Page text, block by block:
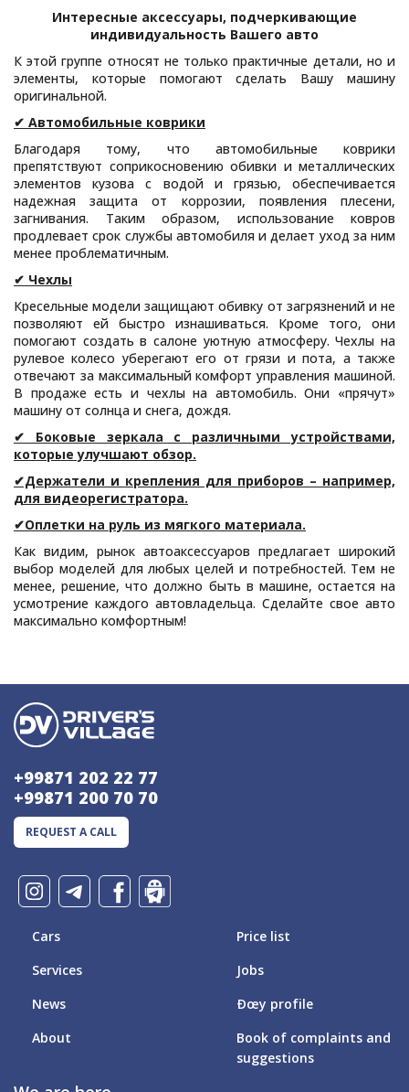
Интересные аксессуары, подчеркивающие
индивидуальность Вашего авто
К этой группе относят не только практичные детали, но и
элементы, которые помогают сделать Вашу машину
оригинальной.
✔ Автомобильные коврики
Благодаря тому, что автомобильные коврики
препятствуют соприкосновению обивки и металлических
элементов кузова с водой и грязью, обеспечивается
надежная защита от коррозии, появления плесени,
загнивания. Таким образом, использование ковров
продлевает срок службы автомобиля и делает уход за ним
менее проблематичным.
✔ Чехлы
Кресельные модели защищают обивку от загрязнений и не
позволяют ей быстро изнашиваться. Кроме того, они
помогают создать в салоне уютную атмосферу. Чехлы на
рулевое колесо уберегают его от грязи и пота, а также
отвечают за максимальный комфорт управления машиной.
В продаже есть и чехлы на автомобиль. Они «прячут»
машину от солнца и снега, дождя.
✔ Боковые зеркала с различными устройствами,
которые улучшают обзор.
✔Держатели и крепления для приборов – например,
для видеорегистратора.
✔Оплетки на руль из мягкого материала.
Как видим, рынок автоаксессуаров предлагает широкий
выбор моделей для любых целей и потребностей. Тем не
менее, решение, что должно быть в машине, остается на
усмотрение каждого автовладельца. Сделайте свое авто
максимально комфортным!
+99871 202 22 77
+99871 200 70 70
REQUEST A CALL
Cars
Services
News
About
Price list
Jobs
Ðœy profile
Book of complaints and
suggestions